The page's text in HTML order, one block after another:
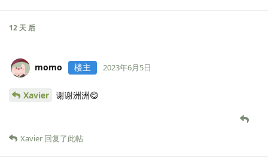
12 天 后
momo 楼主 2023年6月5日
Xavier 谢谢洲洲😋
Xavier 回复了此帖